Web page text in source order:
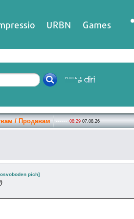
URBN Games
/ Продавам 08:29 07.08.26
pich]